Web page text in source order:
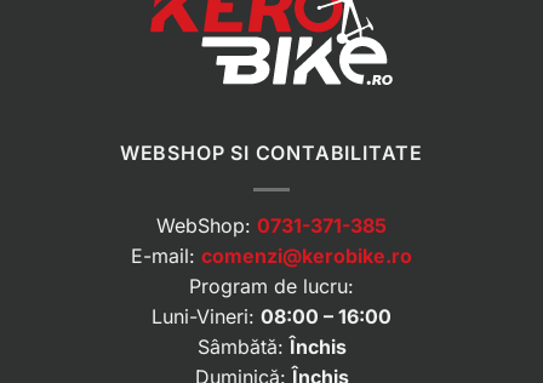
WEBSHOP SI CONTABILITATE
WebShop: 0731-371-385
E-mail: comenzi@kerobike.ro
Program de lucru:
Luni-Vineri: 08:00 – 16:00
Sâmbătă: Închis
Duminică: Închis